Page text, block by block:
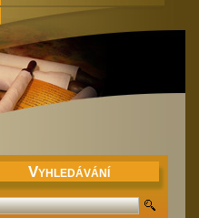
VYHLEDÁVÁNÍ